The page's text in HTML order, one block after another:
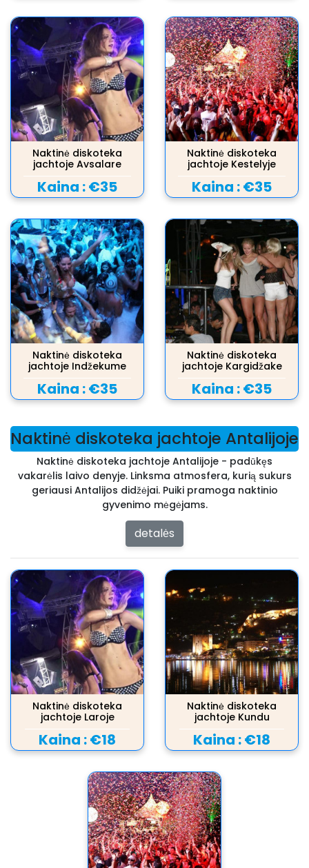
Naktinė diskoteka
jachtoje Avsalare
Kaina :€35
Naktinė diskoteka
jachtoje Kestelyje
Kaina :€35
Naktinė diskoteka
jachtoje Indžekume
Kaina :€35
Naktinė diskoteka
jachtoje Kargidžake
Kaina :€35
Naktinė diskoteka jachtoje Antalijoje
Naktinė diskoteka jachtoje Antalijoje - padūkęs
vakarėlis laivo denyje. Linksma atmosfera, kurią sukurs
geriausi Antalijos didžėjai. Puiki pramoga naktinio
gyvenimo mėgėjams.
detalės
Naktinė diskoteka
jachtoje Laroje
Kaina :€18
Naktinė diskoteka
jachtoje Kundu
Kaina :€18